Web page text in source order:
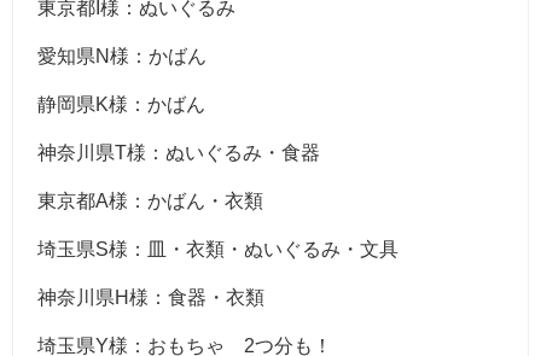
東京都I様：ぬいぐるみ
愛知県N様：かばん
静岡県K様：かばん
神奈川県T様：ぬいぐるみ・食器
東京都A様：かばん・衣類
埼玉県S様：皿・衣類・ぬいぐるみ・文具
神奈川県H様：食器・衣類
埼玉県Y様：おもちゃ 2つ分も！